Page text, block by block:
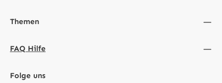
Themen
FAQ Hilfe
Folge uns